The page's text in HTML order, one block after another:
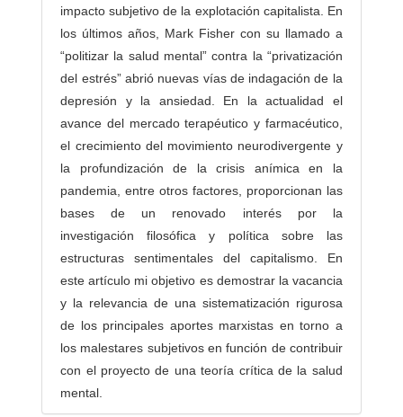
impacto subjetivo de la explotación capitalista. En
los últimos años, Mark Fisher con su llamado a
“politizar la salud mental” contra la “privatización
del estrés” abrió nuevas vías de indagación de la
depresión y la ansiedad. En la actualidad el
avance del mercado terapéutico y farmacéutico,
el crecimiento del movimiento neurodivergente y
la profundización de la crisis anímica en la
pandemia, entre otros factores, proporcionan las
bases de un renovado interés por la
investigación filosófica y política sobre las
estructuras sentimentales del capitalismo. En
este artículo mi objetivo es demostrar la vacancia
y la relevancia de una sistematización rigurosa
de los principales aportes marxistas en torno a
los malestares subjetivos en función de contribuir
con el proyecto de una teoría crítica de la salud
mental.